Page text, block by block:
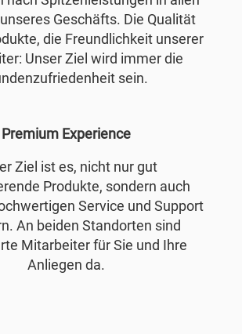
Geschäfts. Die Qualität
die Freundlichkeit unserer
Unser Ziel wird immer die
sein.
Premium Experience
Ziel ist es, nicht nur gut
Produkte, sondern auch
Service und Support
An beiden Standorten sind
Mitarbeiter für Sie und Ihre
Anliegen da.